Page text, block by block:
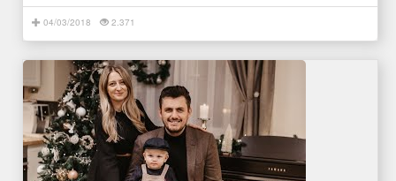
04/03/2018 2.371